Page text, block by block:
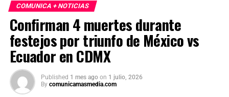
En otro tema, el secretario de Economía, Marcelo Ebrard,
aseguró que el Tratado entre México, Estados Unidos y
Canadá (T-MEC) se mantiene sin cambios y continúa
ofreciendo certidumbre a inversionistas, pese a los
procesos de revisión previstos. Por su parte, la presidenta
afirmó que el peso mexicano se mantiene estable frente
al dólar y reiteró que el país es seguro para visitantes,
COMUNICA + NOTICIAS
Confirman 4 muertes durante
festejos por triunfo de México vs
Ecuador en CDMX
Published 1 mes ago on 1 julio, 2026
By comunicamasmedia.com